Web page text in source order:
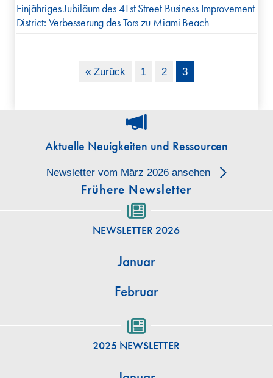
Einjähriges Jubiläum des 41st Street Business Improvement
District: Verbesserung des Tors zu Miami Beach
« Zurück 1 2 3
Aktuelle Neuigkeiten und Ressourcen
Newsletter vom März 2026 ansehen
Frühere Newsletter
NEWSLETTER 2026
Januar
Februar
2025 NEWSLETTER